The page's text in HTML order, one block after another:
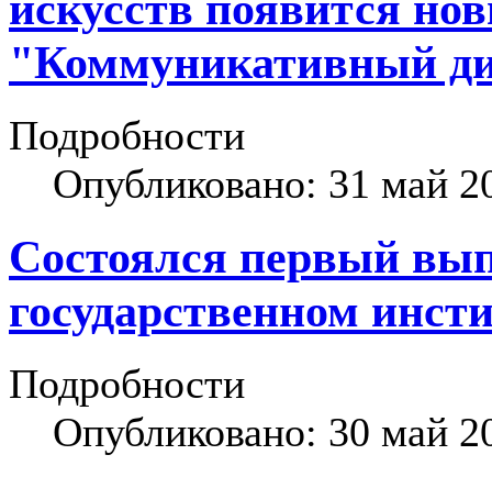
"Коммуникативный
Подробности
Опубликовано: 31 май
Состоялся первый
государственном
Подробности
Опубликовано: 30 май